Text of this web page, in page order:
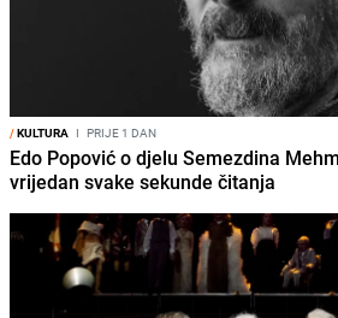
/KULTURA I PRIJE 1 DAN
Edo Popović o djelu Semezdina
vrijedan svake sekunde čitanja